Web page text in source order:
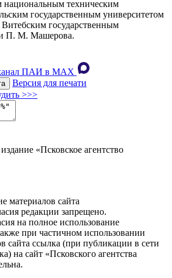
национальным техническим
государственным университетом
государственным
П. М. Машерова.
ПАИ в MAХ
Версия для печати
>>>
«Псковское агентство
материалов сайта
редакции запрещено.
на полное использование
при частичном использовании
сайта ссылка (при публикации в сети
на сайт «Псковского агентства